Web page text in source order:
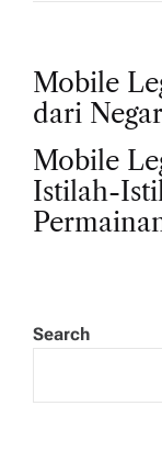
P
o
s
n
Mobile
dari
Mobile
Istilah-
Search